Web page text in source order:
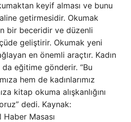
keyif alması ve bunu
getirmesidir. Okumak
bir beceridir ve düzenli
geliştirir. Okumak yeni
en önemli araçtır. Kadın
eğitime gönderir. “Bu
hem de kadınlarımız
kitap okuma alışkanlığını
dedi. Kaynak:
Masası